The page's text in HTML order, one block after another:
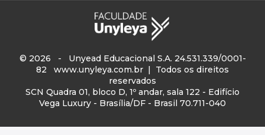
© 2026 - Unyead Educacional S.A. 24.531.339/0001-
82 www.unyleya.com.br | Todos os direitos
reservados
SCN Quadra 01, bloco D, 1º andar, sala 122 - Edifício
Vega Luxury - Brasília/DF - Brasil 70.711-040